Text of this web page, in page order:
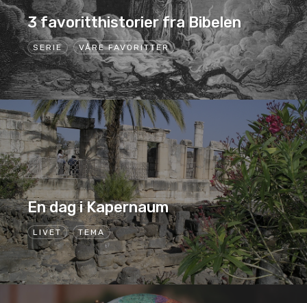
SERIE VÅRE FAVORITTER
3 favoritthistorier fra Bibelen
LIVET TEMA
En dag i Kapernaum